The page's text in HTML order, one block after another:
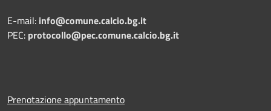
E-mail: info@comune.calcio.bg.it
PEC: protocollo@pec.comune.calcio.bg.it
Prenotazione appuntamento